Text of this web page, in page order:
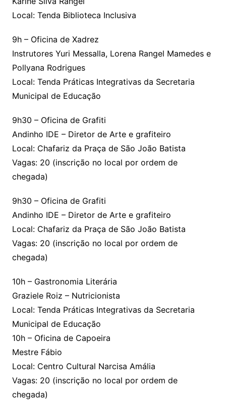
Local: Tenda Biblioteca Inclusiva
9h – Oficina de Xadrez
Instrutores Yuri Messalla, Lorena Rangel Mamedes e
Pollyana Rodrigues
Local: Tenda Práticas Integrativas da Secretaria
Municipal de Educação
9h30 – Oficina de Grafiti
Andinho IDE – Diretor de Arte e grafiteiro
Local: Chafariz da Praça de São João Batista
Vagas: 20 (inscrição no local por ordem de
chegada)
9h30 – Oficina de Grafiti
Andinho IDE – Diretor de Arte e grafiteiro
Local: Chafariz da Praça de São João Batista
Vagas: 20 (inscrição no local por ordem de
chegada)
10h – Gastronomia Literária
Graziele Roiz – Nutricionista
Local: Tenda Práticas Integrativas da Secretaria
Municipal de Educação
10h – Oficina de Capoeira
Mestre Fábio
Local: Centro Cultural Narcisa Amália
Vagas: 20 (inscrição no local por ordem de
chegada)